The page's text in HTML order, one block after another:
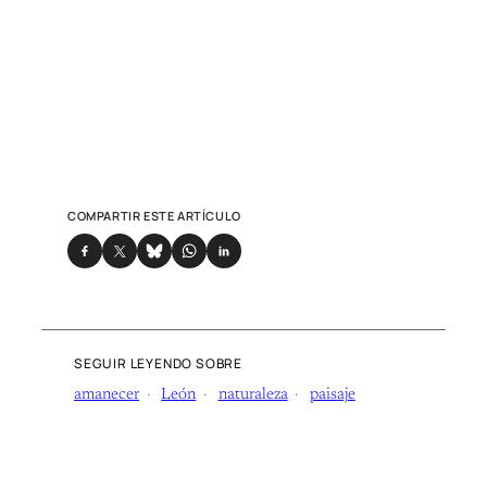
COMPARTIR ESTE ARTÍCULO
SEGUIR LEYENDO SOBRE
amanecer León naturaleza paisaje